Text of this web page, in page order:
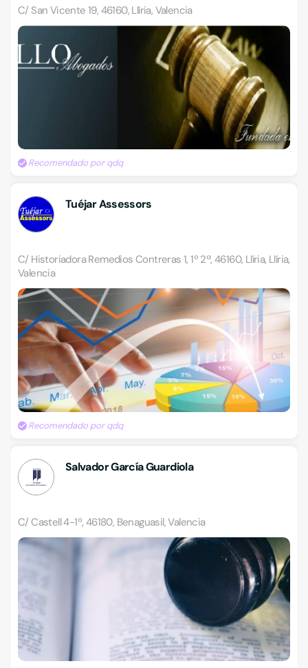
C/ San Vicente 19, 46160, Llíria, Valencia
Recomendado por qdq
Tuéjar Assessors
C/ Historiadora Remedios Contreras 1, 1º 2ª, 46160, Llíria, Llíria,
Valencia
Recomendado por qdq
Salvador García Guardiola
C/ Castell 4-1º, 46180, Benaguasil, Valencia